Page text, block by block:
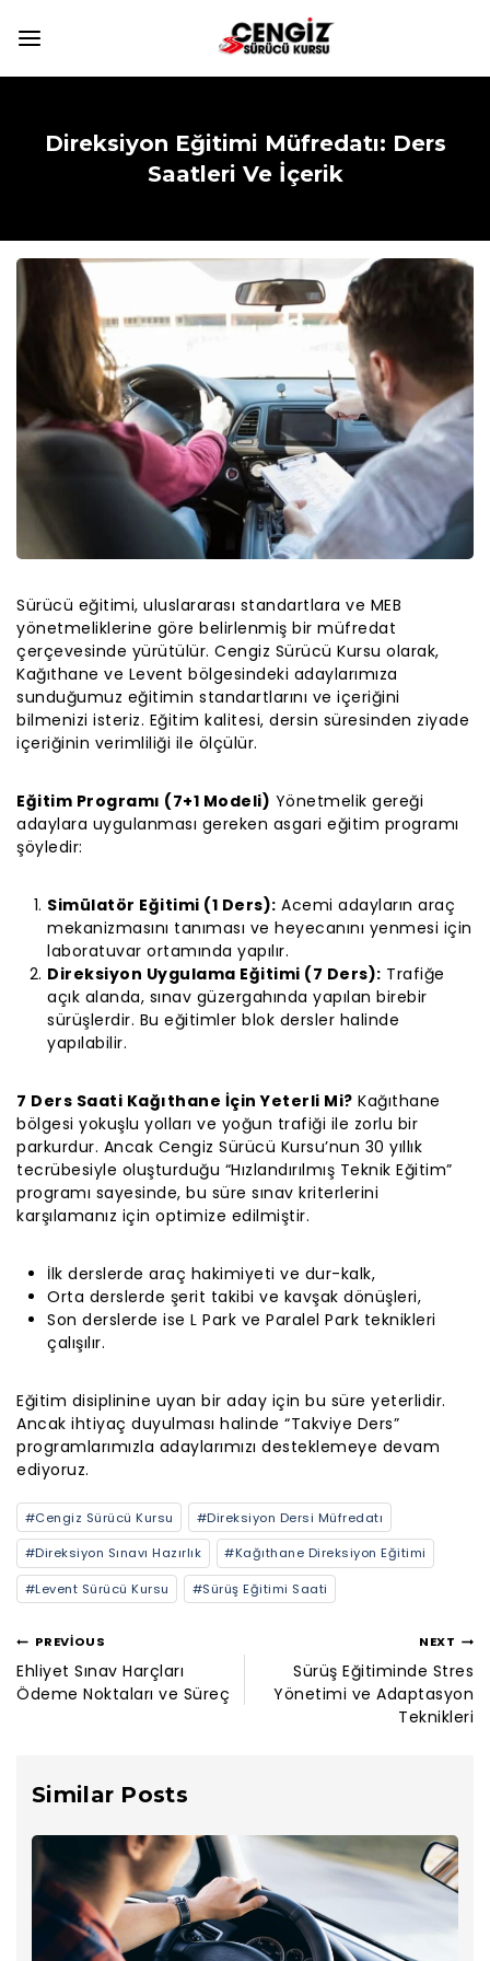
Direksiyon Eğitimi Müfredatı: Ders
Saatleri Ve İçerik
Sürücü eğitimi, uluslararası standartlara ve MEB
yönetmeliklerine göre belirlenmiş bir müfredat
çerçevesinde yürütülür. Cengiz Sürücü Kursu olarak,
Kağıthane ve Levent bölgesindeki adaylarımıza
sunduğumuz eğitimin standartlarını ve içeriğini
bilmenizi isteriz. Eğitim kalitesi, dersin süresinden ziyade
içeriğinin verimliliği ile ölçülür.
Eğitim Programı (7+1 Modeli) Yönetmelik gereği
adaylara uygulanması gereken asgari eğitim programı
şöyledir:
Simülatör Eğitimi (1 Ders): Acemi adayların araç
mekanizmasını tanıması ve heyecanını yenmesi için
laboratuvar ortamında yapılır.
Direksiyon Uygulama Eğitimi (7 Ders): Trafiğe
açık alanda, sınav güzergahında yapılan birebir
sürüşlerdir. Bu eğitimler blok dersler halinde
yapılabilir.
7 Ders Saati Kağıthane İçin Yeterli Mi? Kağıthane
bölgesi yokuşlu yolları ve yoğun trafiği ile zorlu bir
parkurdur. Ancak Cengiz Sürücü Kursu’nun 30 yıllık
tecrübesiyle oluşturduğu “Hızlandırılmış Teknik Eğitim”
programı sayesinde, bu süre sınav kriterlerini
karşılamanız için optimize edilmiştir.
İlk derslerde araç hakimiyeti ve dur-kalk,
Orta derslerde şerit takibi ve kavşak dönüşleri,
Son derslerde ise L Park ve Paralel Park teknikleri
çalışılır.
Eğitim disiplinine uyan bir aday için bu süre yeterlidir.
Ancak ihtiyaç duyulması halinde “Takviye Ders”
programlarımızla adaylarımızı desteklemeye devam
ediyoruz.
#Cengiz Sürücü Kursu #Direksiyon Dersi Müfredatı
#Direksiyon Sınavı Hazırlık #Kağıthane Direksiyon Eğitimi
#Levent Sürücü Kursu #Sürüş Eğitimi Saati
PREVIOUS
Ehliyet Sınav Harçları
Ödeme Noktaları ve Süreç
NEXT
Sürüş Eğitiminde Stres
Yönetimi ve Adaptasyon
Teknikleri
Similar Posts